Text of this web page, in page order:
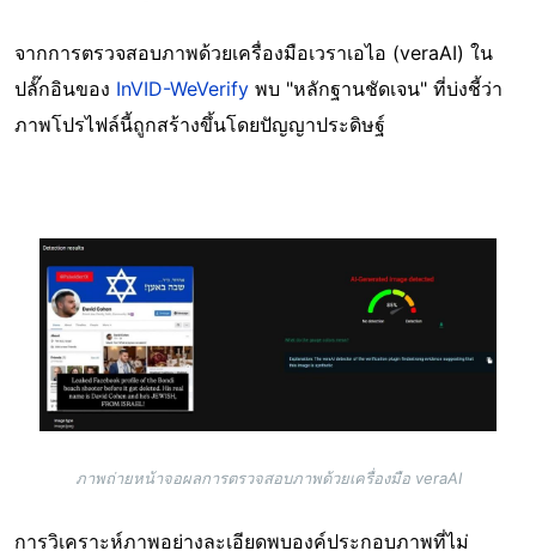
จากการตรวจสอบภาพด้วยเครื่องมือเวราเอไอ (veraAI) ใน
ปลั๊กอินของ InVID-WeVerify พบ "หลักฐานชัดเจน" ที่บ่งชี้ว่า
ภาพโปรไฟล์นี้ถูกสร้างขึ้นโดยปัญญาประดิษฐ์
Image
ภาพถ่ายหน้าจอผลการตรวจสอบภาพด้วยเครื่องมือ veraAI
การวิเคราะห์ภาพอย่างละเอียดพบองค์ประกอบภาพที่ไม่